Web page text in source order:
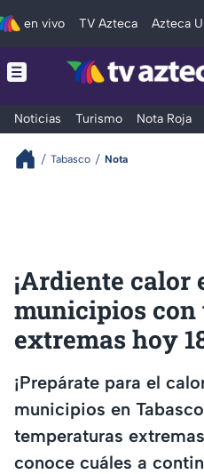
en vivo TV Azteca Azteca
Noticias Turismo Nota Roja
Tabasco Nota
¡Ardiente calor
municipios con
extremas hoy
¡Prepárate para el
municipios en
temperaturas
conoce cuáles a